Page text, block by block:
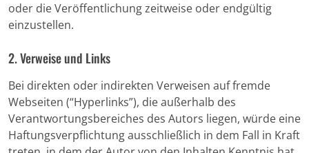
oder die Veröffentlichung zeitweise oder endgültig
einzustellen.
2. Verweise und Links
Bei direkten oder indirekten Verweisen auf fremde
Webseiten (“Hyperlinks”), die außerhalb des
Verantwortungsbereiches des Autors liegen, würde eine
Haftungsverpflichtung ausschließlich in dem Fall in Kraft